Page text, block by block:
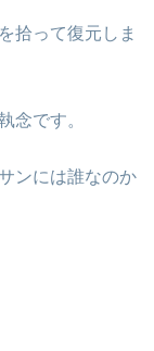
拾って復元しま
念です。
ンには誰なのか